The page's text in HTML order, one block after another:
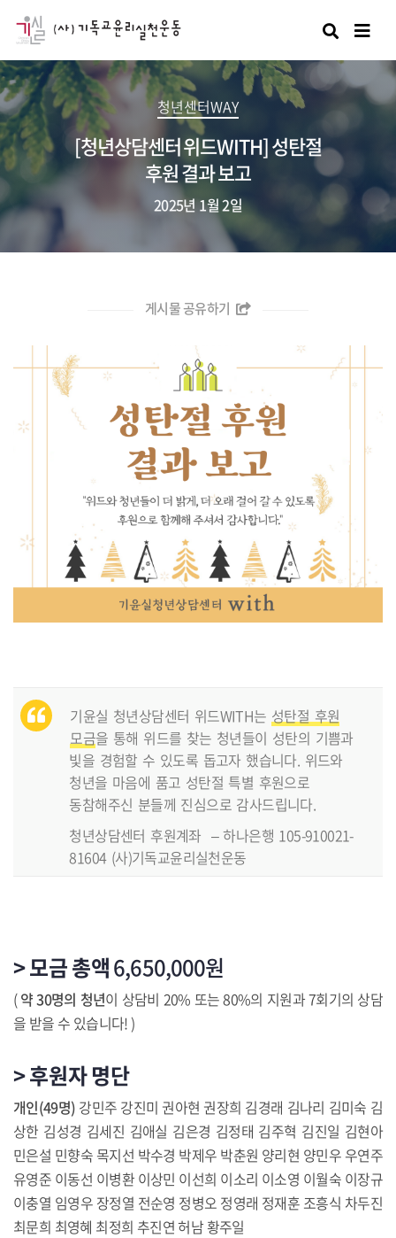
검색
청년센터WAY
[청년상담센터 위드WITH] 성탄절
후원 결과 보고
2025년 1월 2일
게시물 공유하기
기윤실 청년상담센터 위드WITH는 성탄절 후원
모금을 통해 위드를 찾는 청년들이 성탄의 기쁨과
빛을 경험할 수 있도록 돕고자 했습니다. 위드와
청년을 마음에 품고 성탄절 특별 후원으로
동참해주신 분들께 진심으로 감사드립니다.
청년상담센터 후원계좌 – 하나은행 105-910021-
81604 (사)기독교윤리실천운동
> 모금 총액6,650,000원
(약 30명의 청년이 상담비 20% 또는 80%의 지원과 7회기의 상담
을 받을 수 있습니다! )
> 후원자 명단
개인(49명) 강민주 강진미 권아현 권장희 김경래 김나리 김미숙 김
상한 김성경 김세진 김애실 김은경 김정태 김주혁 김진일 김현아
민은설 민향숙 목지선 박수경 박제우 박춘원 양리현 양민우 우연주
유영준 이동선 이병환 이상민 이선희 이소리 이소영 이월숙 이장규
이충열 임영우 장정열 전순영 정병오 정영래 정재훈 조흥식 차두진
최문희 최영혜 최정희 추진연 허남 황주일